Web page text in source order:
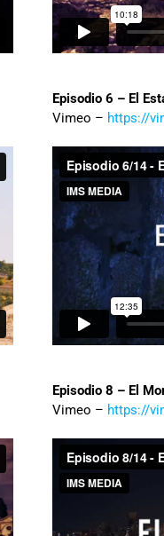
Episodio 6 – El
Vimeo – https://
Episodio 8 – El
Vimeo – https://